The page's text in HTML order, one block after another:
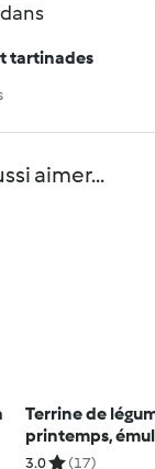
tartinades
aimer...
Terrine de
printemps,
de cerfeuil
3.0 (17)